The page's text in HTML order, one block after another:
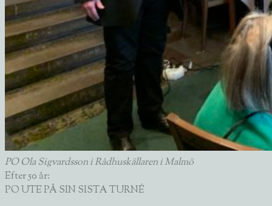
PO Ola Sigvardsson i Rådhuskällaren i Malmö
Efter 50 år:
PO UTE PÅ SIN SISTA TURNÉ